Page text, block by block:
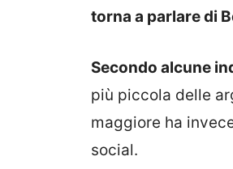
torna a parlare di
Secondo alcune
più piccola delle
maggiore ha
social.